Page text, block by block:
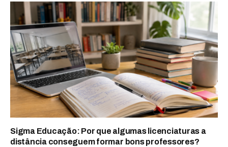
Sigma Educação: Por que algumas licenciaturas a
distância conseguem formar bons professores?